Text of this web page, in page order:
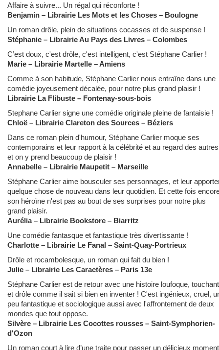
Affaire à suivre... Un régal qui réconforte !
Benjamin – Librairie Les Mots et les Choses – Boulogne
Un roman drôle, plein de situations cocasses et de suspense !
Stéphanie – Librairie Au Pays des Livres – Colombes
C’est doux, c'est drôle, c'est intelligent, c'est Stéphane Carlier !
Marie – Librairie Martelle – Amiens
Comme à son habitude, Stéphane Carlier nous entraîne dans une
comédie joyeusement décalée, pour notre plus grand plaisir !
Librairie La Flibuste – Fontenay-sous-bois
Stephane Carlier signe une comédie originale pleine de fantaisie !
Chloë – Librairie Clareton des Sources – Béziers
Dans ce roman plein d'humour, Stéphane Carlier moque ses
contemporains et leur rapport à la célébrité et au regard des autres
et on y prend beaucoup de plaisir !
Annabelle – Librairie Maupetit – Marseille
Stéphane Carlier aime bousculer ses personnages, et leur
quelque chose de nouveau dans leur quotidien. Et cette fois
son héroïne n'est pas au bout de ses surprises pour notre plus
grand plaisir.
Aurélia – Librairie Bookstore – Biarritz
Une comédie fantasque et fantastique très divertissante !
Charlotte – Librairie Le Fanal – Saint-Quay-Portrieux
Drôle et rocambolesque, un roman qui fait du bien !
Julie – Librairie Les Caractères – Paris 13e
Stéphane Carlier est de retour avec une histoire loufoque,
et drôle comme il sait si bien en inventer ! C'est ingénieux, cruel,
peu fantastique et sociologique aussi avec l'affrontement de deux
mondes que tout oppose.
Silvère – Librairie Les Cocottes rousses – Saint-Symphorien-
d'Ozon
Un roman court à lire d’une traite pour passer un délicieux